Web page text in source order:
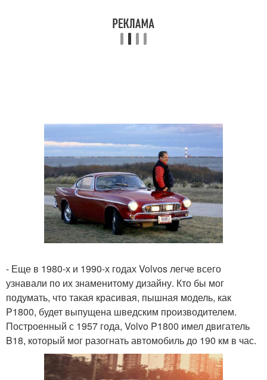
- Еще в 1980-х и 1990-х годах Volvos легче всего
узнавали по их знаменитому дизайну. Кто бы мог
подумать, что такая красивая, пышная модель, как
P1800, будет выпущена шведским производителем.
Построенный с 1957 года, Volvo P1800 имел двигатель
B18, который мог разогнать автомобиль до 190 км в час.